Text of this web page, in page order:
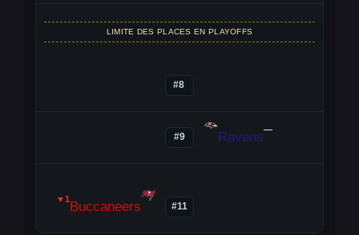
LIMITE DES PLACES EN PLAYOFFS
#8
#9 Ravens—
▼1Buccaneers #11